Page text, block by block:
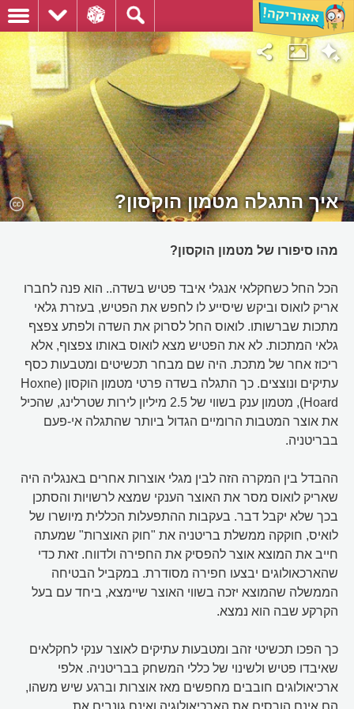
איך התגלה מטמון הוקסון?
מהו סיפורו של מטמון הוקסון?
הכל החל כשחקלאי אנגלי איבד פטיש בשדה.. הוא פנה לחברו
אריק לואוס וביקש שיסייע לו לחפש את הפטיש, בעזרת גלאי
מתכות שברשותו. לואוס החל לסרוק את השדה ולפתע צפצף
גלאי המתכות. לא את הפטיש מצא לואוס באותו צפצוף, אלא
ריכוז אחר של מתכת. היה שם מבחר תכשיטים ומטבעות כסף
עתיקים ונוצצים. כך התגלה בשדה פרטי מטמון הוקסון (Hoxne
Hoard), מטמון ענק בשווי של 2.5 מיליון לירות שטרלינג, שהכיל
את אוצר המטבות הרומיים הגדול ביותר שהתגלה אי-פעם
בבריטניה.
ההבדל בין המקרה הזה לבין מגלי אוצרות אחרים באנגליה היה
שאריק לואוס מסר את האוצר הענקי שמצא לרשויות והסתכן
בכך שלא יקבל דבר. בעקבות ההתפעלות הכללית מיושרו של
לואיס, חוקקה ממשלת בריטניה את "חוק האוצרות" שמעתה
חייב את המוצא אוצר להפסיק את החפירה ולדווח. זאת כדי
שהארכאולוגים יבצעו חפירה מסודרת. במקביל הבטיחה
הממשלה שהמוצא יזכה בשווי האוצר שיימצא, ביחד עם בעל
הקרקע שבה הוא נמצא.
כך הפכו תכשיטי זהב ומטבעות עתיקים לאוצר ענקי לחקלאים
שאיבדו פטיש ולשינוי של כללי המשחק בבריטניה. אלפי
ארכיאולוגים חובבים מחפשים מאז אוצרות וברגע שיש משהו,
הם אינם הורסים את הארכיאולוגיה ואינם גונבים את